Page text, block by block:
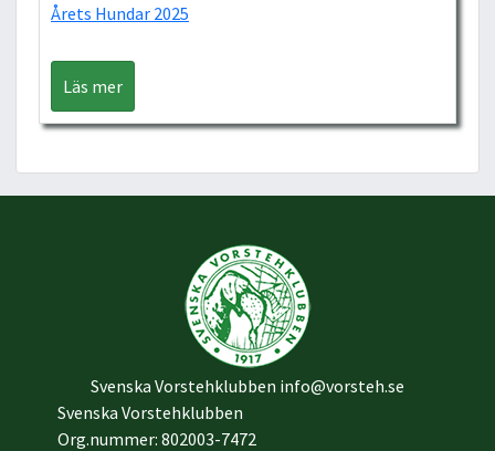
Årets Hundar 2025
Läs mer
Svenska Vorstehklubben info@vorsteh.se
Svenska Vorstehklubben
Org.nummer: 802003-7472